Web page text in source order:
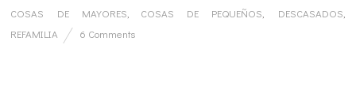
COSAS DE MAYORES COSAS DE PEQUEÑOS DESCASADOS
REFAMILIA
6 Comments